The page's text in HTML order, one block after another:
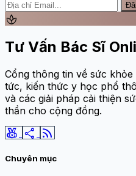
spa
Tư Vấn Bác Sĩ
Cổng thông tin về sức
tức, kiến thức y học phổ
và các giải pháp cải thiện
thần cho cộng đồng.
social_leaderboard share rss_feed
Chuyên mục